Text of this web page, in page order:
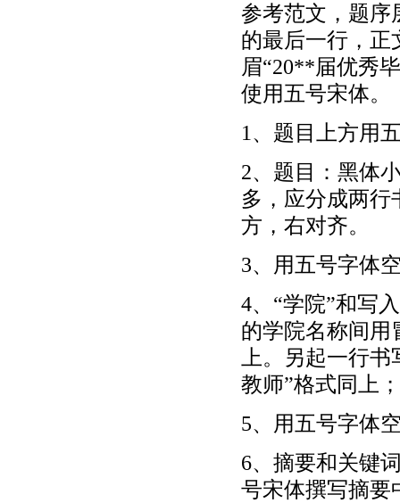
参考范文，题序
的最后一行，正
眉“20**届优秀
使用五号宋体。
1、题目上方用
2、题目：黑体
多，应分成两
方，右对齐。
3、用五号字体
4、“学院”和写
的学院名称间用
上。另起一行
教师”格式同上；
5、用五号字体
6、摘要和关键
号宋体撰写摘要